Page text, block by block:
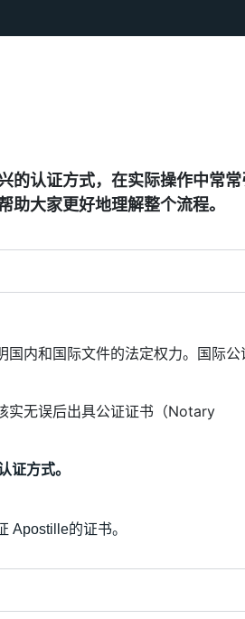
的认证方式，在实际操作中常
大家更好地理解整个流程。
内和国际文件的法定权力。国际公
实无误后出具公证证书（Notary
证方式。
Apostille的证书。